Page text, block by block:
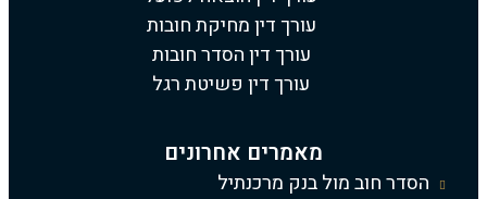
עורך דין מחיקת חובות
עורך דין הסדר חובות
עורך דין פשיטת רגל
מאמרים אחרונים
הסדר חוב מול בנק מרכנתיל